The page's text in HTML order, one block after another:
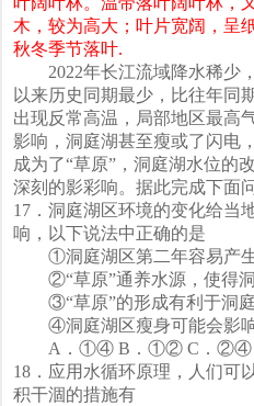
木，较为高大；叶片宽阔，呈
秋冬季节落叶.
2022年长江流域降水稀少，
以来历史同期最少，比往年同
出现反常高温，局部地区最高
影响，洞庭湖甚至瘦或了闪电
成为了“草原”，洞庭湖水位的
深刻的影彩响。据此完成下面问
17．洞庭湖区环境的变化给当
响，以下说法中正确的是
①洞庭湖区第二年容易产生
②“草原”通养水源，使得洞
③“草原”的形成有利于洞庭
④洞庭湖区瘦身可能会影响
A．①④ B．①② C．②④
18．应用水循环原理，人们可
积干涸的措施有